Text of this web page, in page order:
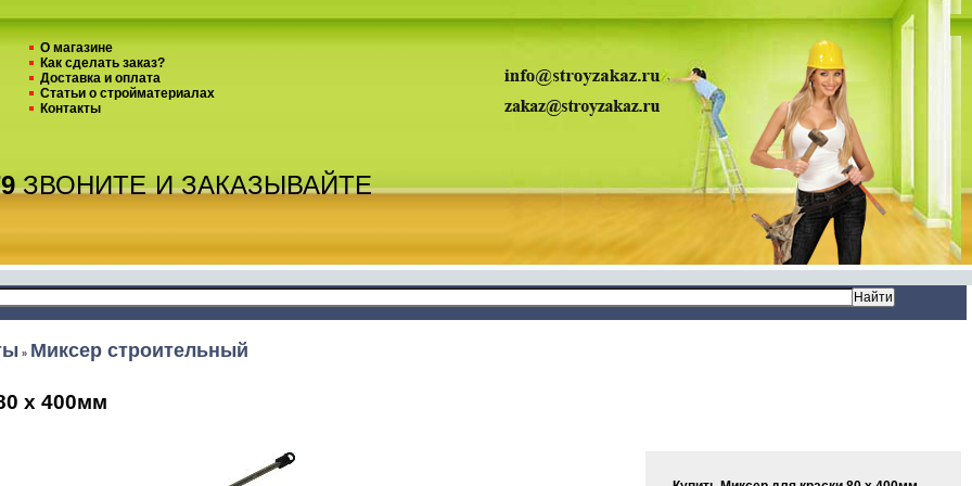
О магазине
Как сделать заказ?
Доставка и оплата
Статьи о стройматериалах
Контакты
ЗВОНИТЕ И ЗАКАЗЫВАЙТЕ
» Миксер строительный
х 400мм